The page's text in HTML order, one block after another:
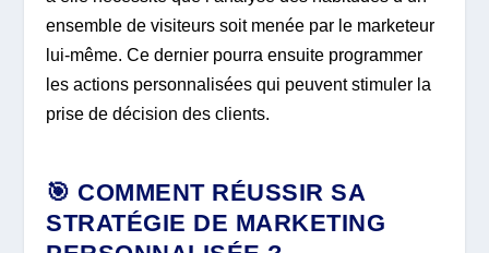
ensemble de visiteurs soit menée par le marketeur
lui-même. Ce dernier pourra ensuite programmer
les actions personnalisées qui peuvent stimuler la
prise de décision des clients.
🎯 COMMENT RÉUSSIR SA
STRATÉGIE DE MARKETING